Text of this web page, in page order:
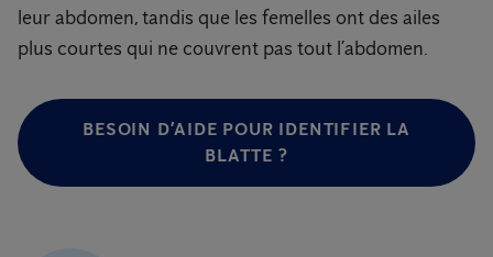
leur abdomen, tandis que les femelles ont des ailes
plus courtes qui ne couvrent pas tout l’abdomen.
BESOIN D’AIDE POUR IDENTIFIER LA
BLATTE ?